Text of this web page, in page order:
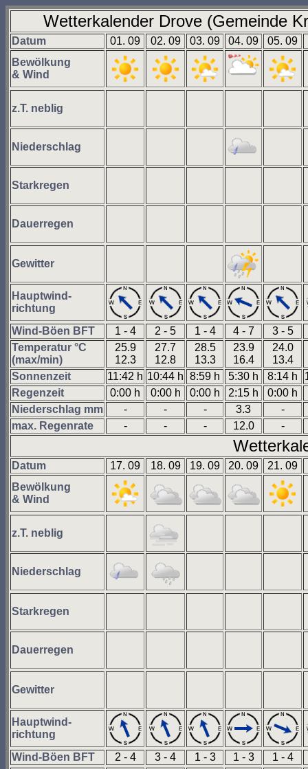
Wetterkalender Drove (Gemeinde
Datum 01. 09 02. 09 03. 09 04. 09 05. 09
Bewölkung
& Wind
z.T. neblig
Niederschlag
Starkregen
Dauerregen
Gewitter
Hauptwind-
richtung
Wind-Böen BFT
1 - 4 2 - 5 1 - 4 4 - 7
3 - 5
Temperatur °C
(max/min)
25.9
12.3
27.7
12.8
28.5
13.3
23.9
16.4
24.0
13.4
Sonnenzeit
11:42 h 10:44 h 8:59 h 5:30 h 8:14 h
Regenzeit
0:00 h 0:00 h 0:00 h 2:15 h 0:00 h
Niederschlag mm
- - - 3.3
-
max. Regenrate
- - - 12.0 -
Datum 17. 09 18. 09 19. 09 20. 09 21. 09
Bewölkung
& Wind
z.T. neblig
Niederschlag
Starkregen
Dauerregen
Gewitter
Hauptwind-
richtung
Wind-Böen BFT
2 - 4 3 - 4 1 - 3 1 - 3
1 - 4